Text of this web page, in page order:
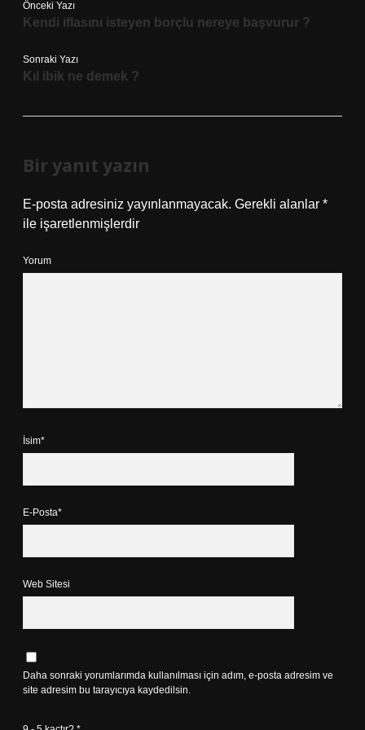
Önceki Yazı
Kendi iflasını isteyen borçlu nereye başvurur ?
Sonraki Yazı
Kıl ibik ne demek ?
Bir yanıt yazın
E-posta adresiniz yayınlanmayacak. Gerekli alanlar *
ile işaretlenmişlerdir
Yorum
İsim*
E-Posta*
Web Sitesi
Daha sonraki yorumlarımda kullanılması için adım, e-posta adresim ve
site adresim bu tarayıcıya kaydedilsin.